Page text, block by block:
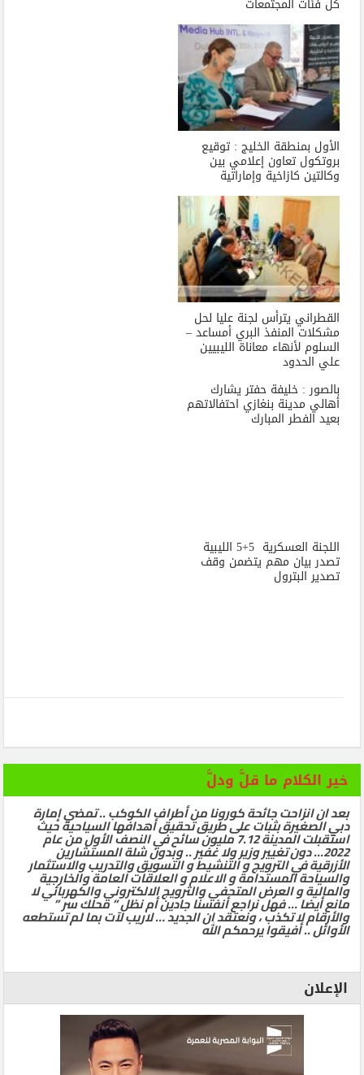
كل فئات المجتمعات
الأول بمنطقة الخليج : توقيع
بروتكول تعاون إعلامي بين
وكالتين كازاخية وإماراتية
القطراني يترأس لجنة عليا لحل
مشكلات المنفذ البري أمساعد –
السلوم لأنهاء معاناة الليبيين
علي الحدود
بالصور : خليفة حفتر يشارك
أهالي مدينة بنغازي احتفالاتهم
بعيد الفطر المبارك
اللجنة العسكرية 5+5 الليبية
تصدر بيان مهم يتضمن وقف
تصدير البترول
خير الكلام ما قلَّ ودلَّ
بعد ان انزاحت جائحة كورونا من أطراف الكوكب .. تمضي إمارة
دبي الصغيرة بثبات على طريق تحقيق أهدافها السياحية حيث
استقبلت المدينة 7.12 مليون سائح في النصف الأول من عام
2022… دون تغيير وزير ولا غفير .. وبدون شلة المستشارين
الأزرقية في الترويج و التنشيط و التسويق والتدريب والاستثمار
والسياحة المستدامة و الاعلام و العلاقات العامة والخارجية
والمالية و العرض المتحفي والترويج الالكتروني والكهربائي لا
مانع أيضا … فهل نراجع أنفسنا جادين أم نظل ” محلك سر ”
والأرقام لا تكذب ، ونعتقد ان الجديد … لاريب لآت بما لم تستطعه
الأوائل .. أفيقوا يرحمكم الله
الإعلان